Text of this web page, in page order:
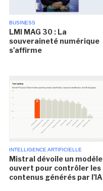
BUSINESS
LMI MAG 30 : La
souveraineté numérique
s'affirme
INTELLIGENCE ARTIFICIELLE
Mistral dévoile un modèle
ouvert pour contrôler les
contenus générés par l'IA